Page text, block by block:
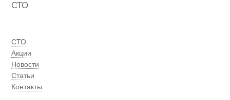
СТО
СТО
Акции
Новости
Статьи
Контакты